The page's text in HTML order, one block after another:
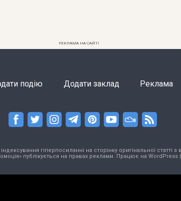
РЕКЛАМА НА САЙТІ
подію Додати заклад Реклама
гіперпосиланні на сторінку оригінальної статті
публікується на правах реклами. Працює на WordPress|